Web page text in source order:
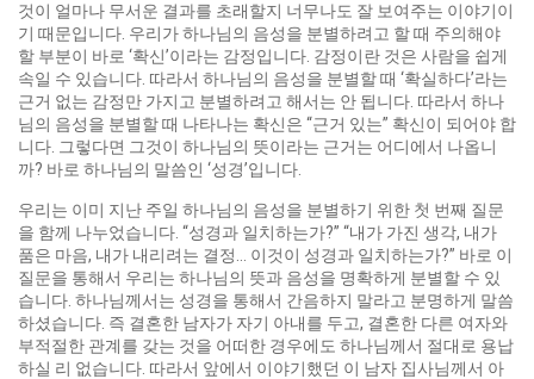
것이 얼마나 무서운 결과를 초래할지 너무나도 잘 보여주는 이야기이
기 때문입니다. 우리가 하나님의 음성을 분별하려고 할 때 주의해야
할 부분이 바로 ‘확신’이라는 감정입니다. 감정이란 것은 사람을 쉽게
속일 수 있습니다. 따라서 하나님의 음성을 분별할 때 ‘확실하다’라는
근거 없는 감정만 가지고 분별하려고 해서는 안 됩니다. 따라서 하나
님의 음성을 분별할 때 나타나는 확신은 “근거 있는” 확신이 되어야 합
니다. 그렇다면 그것이 하나님의 뜻이라는 근거는 어디에서 나옵니
까? 바로 하나님의 말씀인 ‘성경’입니다.
우리는 이미 지난 주일 하나님의 음성을 분별하기 위한 첫 번째 질문
을 함께 나누었습니다. “성경과 일치하는가?” “내가 가진 생각, 내가
품은 마음, 내가 내리려는 결정… 이것이 성경과 일치하는가?” 바로 이
질문을 통해서 우리는 하나님의 뜻과 음성을 명확하게 분별할 수 있
습니다. 하나님께서는 성경을 통해서 간음하지 말라고 분명하게 말씀
하셨습니다. 즉 결혼한 남자가 자기 아내를 두고, 결혼한 다른 여자와
부적절한 관계를 갖는 것을 어떠한 경우에도 하나님께서 절대로 용납
하실 리 없습니다. 따라서 앞에서 이야기했던 이 남자 집사님께서 아